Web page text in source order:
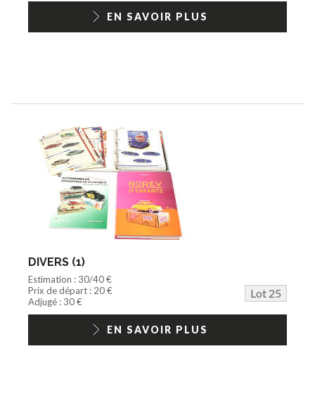
EN SAVOIR PLUS
DIVERS (1)
Estimation : 30/40 €
Prix de départ : 20 €
Lot 25
Adjugé : 30 €
EN SAVOIR PLUS